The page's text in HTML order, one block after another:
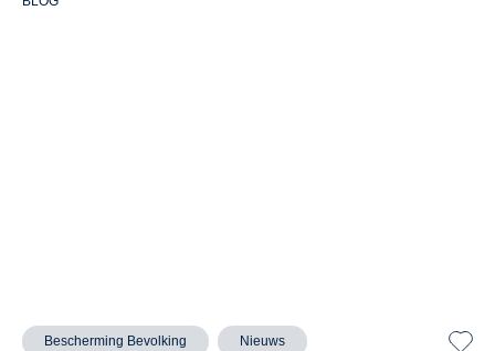
Bescherming Bevolking Nieuws